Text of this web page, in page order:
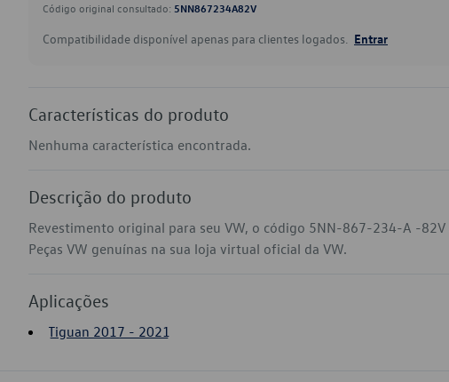
Código original consultado: 5NN867234A82V
Compatibilidade disponível apenas para clientes logados. Entrar
Características do produto
Nenhuma característica encontrada.
Descrição do produto
Revestimento original para seu VW, o código 5NN-867-234-A -82V
Peças VW genuínas na sua loja virtual oficial da VW.
Aplicações
Tiguan 2017 - 2021